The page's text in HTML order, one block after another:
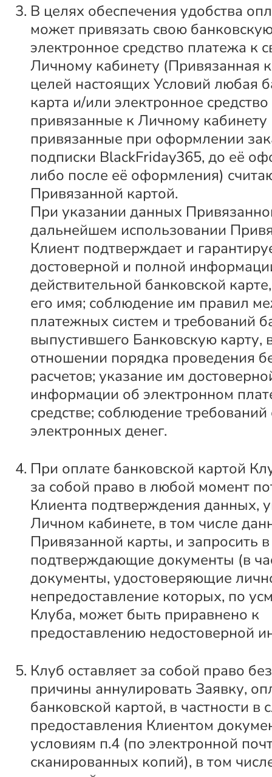
В целях обеспечения удобства
может привязать свою
электронное средство платежа к
Личному кабинету (Привязанная
целей настоящих Условий любая
карта и/или электронное
привязанные к Личному кабинету
привязанные при оформлении
подписки BlackFriday365, до её
либо после её оформления)
Привязанной картой.
При указании данных
дальнейшем использовании
Клиент подтверждает и
достоверной и полной
действительной банковской
его имя; соблюдение им правил
платежных систем и требований
выпустившего Банковскую карту,
отношении порядка проведения
расчетов; указание им
информации об электронном
средстве; соблюдение
электронных денег.
При оплате банковской картой
за собой право в любой момент
Клиента подтверждения данных,
Личном кабинете, в том числе
Привязанной карты, и запросить в
подтверждающие документы (в
документы, удостоверяющие
непредоставление которых, по
Клуба, может быть приравнено к
предоставлению недостоверной
Клуб оставляет за собой право
причины аннулировать Заявку,
банковской картой, в частности в
предоставления Клиентом
условиям п.4 (по электронной
сканированных копий), в том